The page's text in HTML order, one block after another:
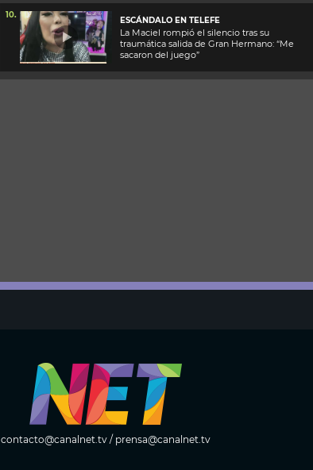
10.
ESCÁNDALO EN TELEFE
La Maciel rompió el silencio tras su
traumática salida de Gran Hermano: “Me
sacaron del juego”
contacto@canalnet.tv/ prensa@canalnet.tv